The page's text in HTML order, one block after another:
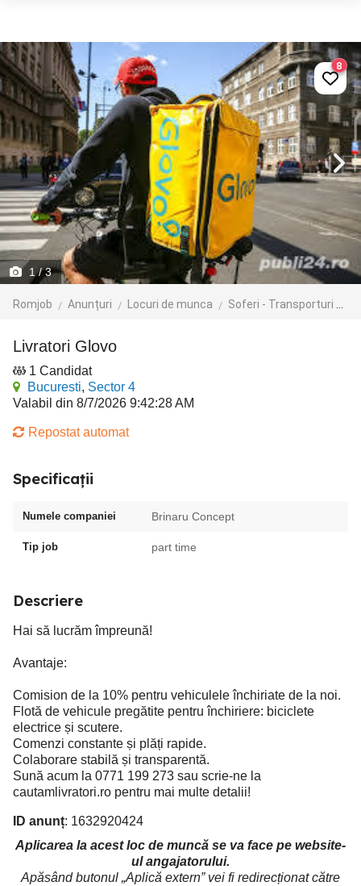
1/ 3
Romjob Anunțuri Locuri de munca Soferi - Transporturi
8
Livratori Glovo
1 Candidat
Bucuresti, Sector 4
Valabil din 8/7/2026 9:42:28 AM
Repostat automat
Specificații
Numele companiei Brinaru Concept
Tip job part time
Descriere
Hai să lucrăm împreună!
Avantaje:
Comision de la 10% pentru vehiculele închiriate de la noi.
Flotă de vehicule pregătite pentru închiriere: biciclete
electrice și scutere.
Comenzi constante și plăți rapide.
Colaborare stabilă și transparentă.
Sună acum la 0771 199 273 sau scrie-ne la
cautamlivratori.ro pentru mai multe detalii!
ID anunț: 1632920424
Aplicarea la acest loc de muncă se va face pe website-
ul angajatorului.
Apăsând butonul „Aplică extern” vei fi redirecționat către